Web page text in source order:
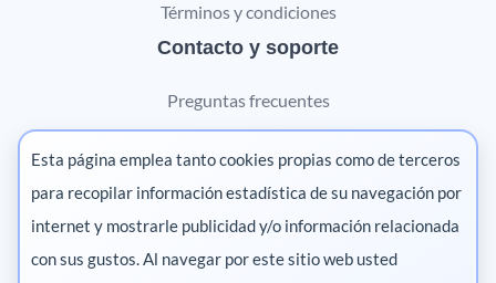
Términos y condiciones
Contacto y soporte
Preguntas frecuentes
Contáctanos
Marketing digital
Pharma
Esta página emplea tanto cookies propias como de terceros
para recopilar información estadística de su navegación por
internet y mostrarle publicidad y/o información relacionada
con sus gustos. Al navegar por este sitio web usted